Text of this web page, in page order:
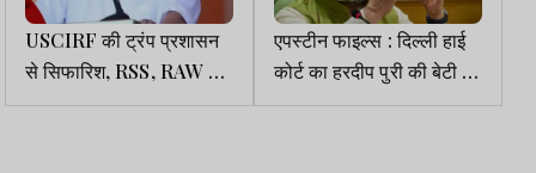
USCIRF की ट्रंप प्रशासन
से सिफारिश, RSS, RAW पर
प्रतिबंध लगायें, विदेश मंत्रालय
एपस्टीन फाइल्स : दिल्ली हाई
कोर्ट का हरदीप पुरी की बेटी से
संबधित विवादित कंटेंट हटाने